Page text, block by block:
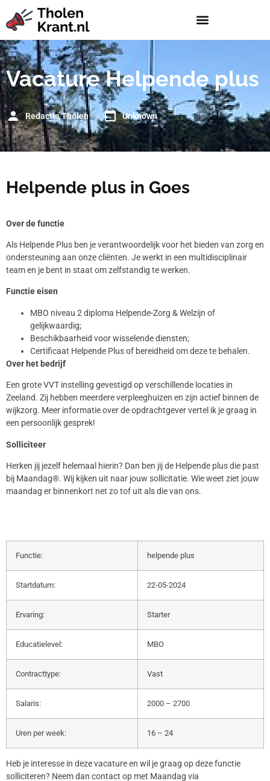
Vacature Helpende plus
Redactie Tholen Unknown
Helpende plus in Goes
Over de functie
Als Helpende Plus ben je verantwoordelijk voor het bieden van zorg en
ondersteuning aan onze cliënten. Je werkt in een multidisciplinair
team en je bent in staat om zelfstandig te werken.
Functie eisen
MBO niveau 2 diploma Helpende-Zorg & Welzijn of
gelijkwaardig;
Beschikbaarheid voor wisselende diensten;
Certificaat Helpende Plus of bereidheid om deze te behalen.
Over het bedrijf
Een grote VVT instelling gevestigd op verschillende locaties in
Zeeland. Zij hebben meerdere verpleeghuizen en zijn actief binnen de
wijkzorg. Meer informatie over de opdrachtgever vertel ik je graag in
een persoonlijk gesprek!
Solliciteer
Herken jij jezelf helemaal hierin? Dan ben jij de Helpende plus die past
bij Maandag®. Wij kijken uit naar jouw sollicitatie. Wie weet ziet jouw
maandag er binnenkort net zo tof uit als die van ons.
Functie: helpende plus
Startdatum: 22-05-2024
Ervaring: Starter
Educatielevel: MBO
Contracttype: Vast
Salaris: 2000 – 2700
Uren per week: 16 – 24
Heb je interesse in deze vacature en wil je graag op deze functie
solliciteren? Neem dan contact op met Maandag via